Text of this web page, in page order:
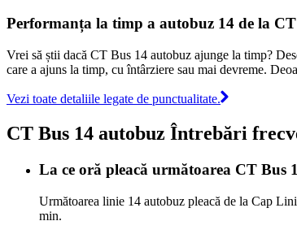
Performanța la timp a autobuz 14 de la
Vrei să știi dacă CT Bus 14 autobuz ajunge la timp?
care a ajuns la timp, cu întârziere sau mai devreme.
Vezi toate detaliile legate de punctualitate.
CT Bus 14 autobuz Întrebări
La ce oră pleacă următoarea CT Bus
Următoarea linie 14 autobuz pleacă de la Cap
min.